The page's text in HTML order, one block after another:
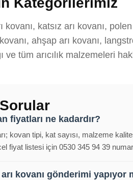
kovanı, katsız arı kovanı,
ahşap arı kovanı,
ve tüm arıcılık malzemeleri
fiyatları ne kadardır?
kovan tipi, kat sayısı, malzeme
fiyat listesi için 0530 345 94 39
kovanı gönderimi yapıyor